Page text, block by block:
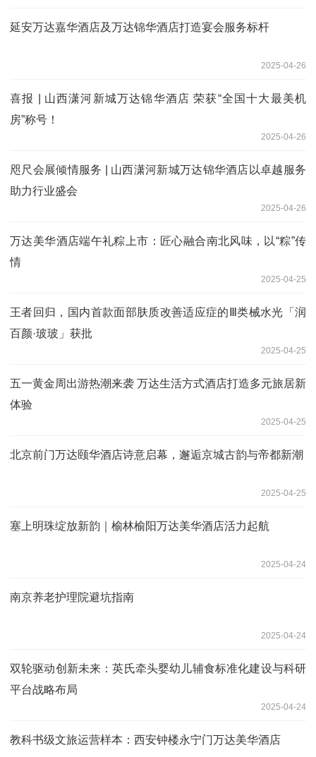
延安万达嘉华酒店及万达锦华酒店打造宴会服务标杆
2025-04-26
喜报 | 山西潇河新城万达锦华酒店 荣获“全国十大最美机
房”称号！
2025-04-26
咫尺会展倾情服务 | 山西潇河新城万达锦华酒店以卓越服务
助力行业盛会
2025-04-26
万达美华酒店端午礼粽上市：匠心融合南北风味，以“粽”传
情
2025-04-25
王者回归，国内首款面部肤质改善适应症的Ⅲ类械水光「润
百颜·玻玻」获批
2025-04-25
五一黄金周出游热潮来袭 万达生活方式酒店打造多元旅居新
体验
2025-04-25
北京前门万达颐华酒店诗意启幕，邂逅京城古韵与帝都新潮
2025-04-25
塞上明珠绽放新韵｜榆林榆阳万达美华酒店活力起航
2025-04-24
南京养老护理院避坑指南
2025-04-24
双轮驱动创新未来：英氏牵头婴幼儿辅食标准化建设与科研
平台战略布局
2025-04-24
教科书级文旅运营样本：西安钟楼永宁门万达美华酒店